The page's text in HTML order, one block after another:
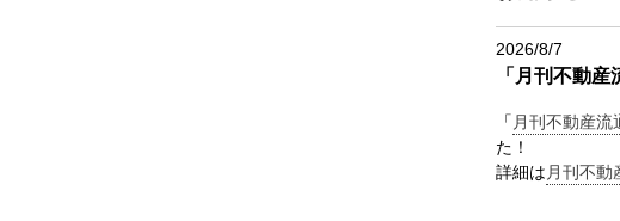
2026/8/7
「月刊不動
「 月刊不動産
た！
詳細は 月刊不動